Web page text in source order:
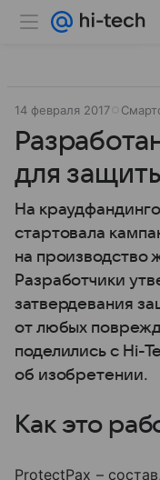
14 февраля 2017
для
На
стартовала
на производство
Разработчики
затвердевания
от любых
поделились с Hi-
об изобретении.
Как это
ProtectPax –